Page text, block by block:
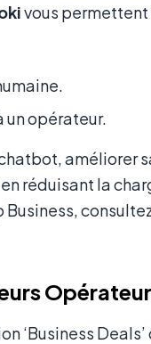
vous permettent
un opérateur.
améliorer
réduisant la
Business,
‘Business Deals’